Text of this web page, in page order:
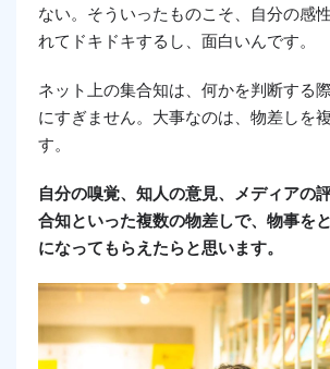
ない。そういったものこそ、自分の感
れてドキドキするし、面白いんです。
ネット上の集合知は、何かを判断する
にすぎません。大事なのは、物差しを
す。
自分の嗅覚、知人の意見、メディアの
合知といった複数の物差しで、物事を
になってもらえたらと思います。